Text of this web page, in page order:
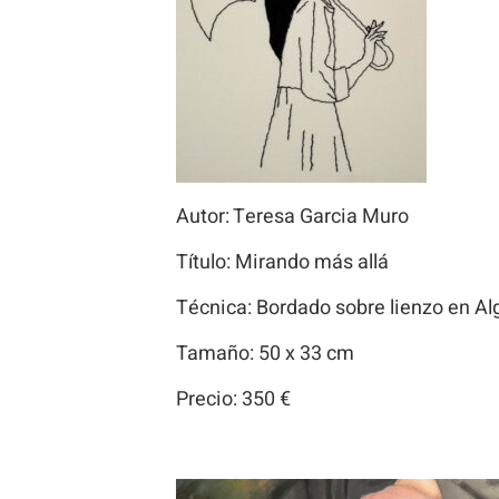
Autor: Teresa Garcia Muro
Título: Mirando más allá
Técnica: Bordado sobre lienzo en
Tamaño: 50 x 33 cm
Precio: 350 €